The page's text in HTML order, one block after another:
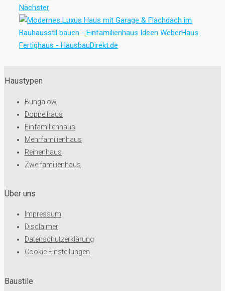
Nächster
Haustypen
Bungalow
Doppelhaus
Einfamilienhaus
Mehrfamilienhaus
Reihenhaus
Zweifamilienhaus
Baustile
Über uns
Impressum
Disclaimer
Datenschutzerklärung
Cookie Einstellungen